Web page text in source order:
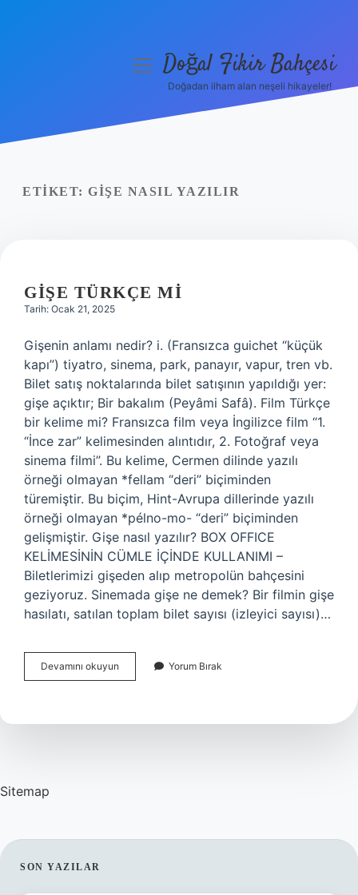
Yasal Uyarı
menüyüDoğal Fikir Bahçesi
Doğadan ilham alan neşeli hikayeler!
ETIKET: GIŞE NASIL YAZILIR
GIŞE TÜRKÇE MI
Tarih: Ocak 21, 2025
Gişenin anlamı nedir? i. (Fransızca guichet “küçük
kapı”) tiyatro, sinema, park, panayır, vapur, tren vb.
Bilet satış noktalarında bilet satışının yapıldığı yer:
gişe açıktır; Bir bakalım (Peyâmi Safâ). Film Türkçe
bir kelime mi? Fransızca film veya İngilizce film “1.
“İnce zar” kelimesinden alıntıdır, 2. Fotoğraf veya
sinema filmi”. Bu kelime, Cermen dilinde yazılı
örneği olmayan *fellam “deri” biçiminden
türemiştir. Bu biçim, Hint-Avrupa dillerinde yazılı
örneği olmayan *pélno-mo- “deri” biçiminden
gelişmiştir. Gişe nasıl yazılır? BOX OFFICE
KELİMESİNİN CÜMLE İÇİNDE KULLANIMI –
Biletlerimizi gişeden alıp metropolün bahçesini
geziyoruz. Sinemada gişe ne demek? Bir filmin gişe
hasılatı, satılan toplam bilet sayısı (izleyici sayısı)…
Devamını okuyun
Türkçe
Yorum Bırak
Sitemap
SIDEBAR
SON YAZILAR